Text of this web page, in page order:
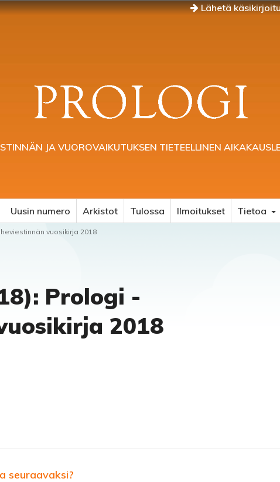
Lähetä
JA VUOROVAIKUTUKSEN TIETEELLINEN
Uusin numero Arkistot Tulossa Ilmoitukset Tietoa
vuosikirja 2018
Prologi -
2018
seuraavaksi?